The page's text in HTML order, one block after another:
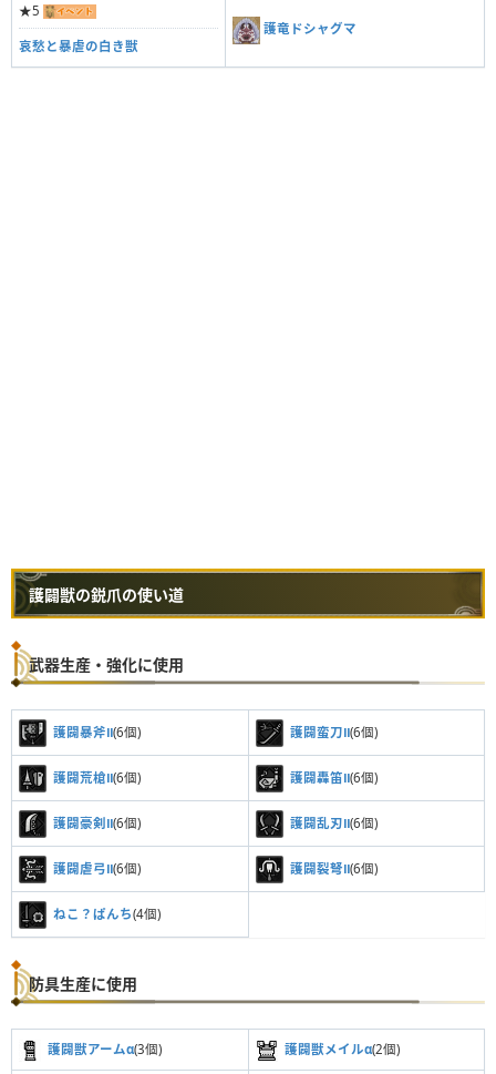
★5
哀愁と暴虐の白き獣
護竜ドシャグマ
護闢獣の鋭爪の使い道
武器生産・強化に使用
護闢暴斧Ⅱ(6個) 護闢蛮刀Ⅱ(6個)
護闢荒槍Ⅱ(6個) 護闢轟笛Ⅱ(6個)
護闢豪剣Ⅱ(6個) 護闢乱刃Ⅱ(6個)
護闢虐弓Ⅱ(6個) 護闢裂弩Ⅱ(6個)
ねこ？ぱんち(4個)
防具生産に使用
護闢獣アームα(3個) 護闢獣メイルα(2個)